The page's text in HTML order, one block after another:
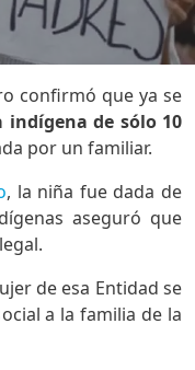
confirmó que ya se
de sólo 10
por un familiar.
, la niña fue dada de
aseguró que
de esa Entidad se
a la familia de la